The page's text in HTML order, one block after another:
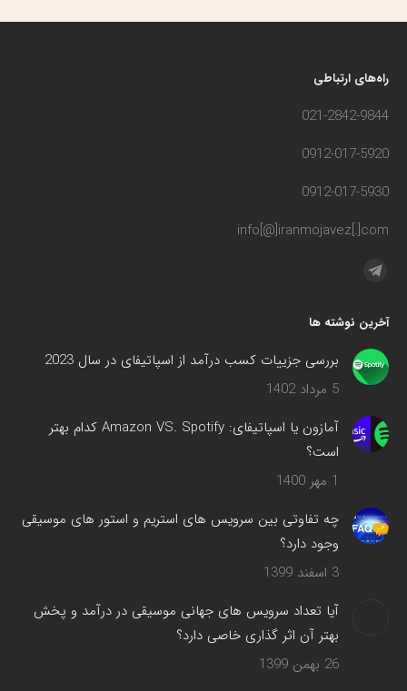
راه‌های ارتباطی
021-2842-9844
0912-017-5920
0912-017-5930
info[@]iranmojavez[.]com
مارا در اینجا پیدا کنید:
تلگرام
در
پنجره
جدید
می‌شود
آخرین نوشته ها
بررسی جزییات کسب درآمد از اسپاتیفای در سال 2023
5 مرداد 1402
آمازون یا اسپاتیفای: Amazon VS. Spotify کدام بهتر
است؟
1 مهر 1400
چه تفاوتی بین سرویس های استریم و استور های موسیقی
وجود دارد؟
3 اسفند 1399
آیا تعداد سرویس های جهانی موسیقی در درآمد و پخش
بهتر آن اثر گذاری خاصی دارد؟
26 بهمن 1399